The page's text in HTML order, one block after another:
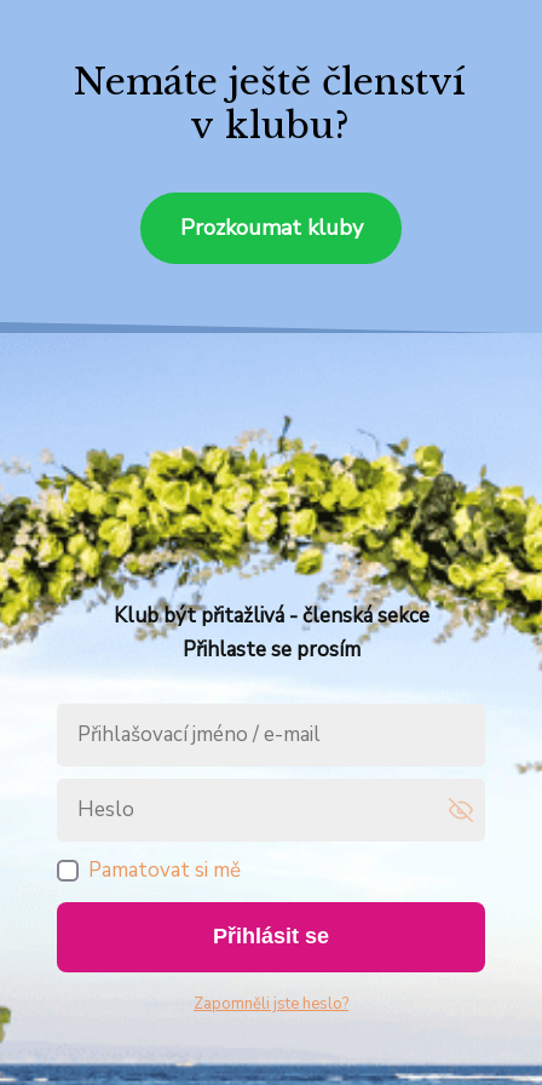
Nemáte ještě členství
v klubu?
Prozkoumat kluby
Klub být přitažlivá - členská sekce
Přihlaste se prosím
Pamatovat si mě
Přihlásit se
Zapomněli jste heslo?